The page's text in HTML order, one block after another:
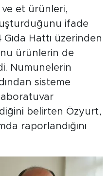
ve et ürünleri,
ifade
Hattı üzerinden
ürünlerin de
Numunelerin
sisteme
belirten Özyurt,
raporlandığını